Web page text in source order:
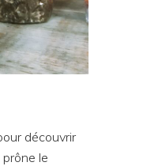
découvrir
le